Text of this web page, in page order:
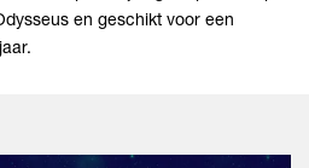
en geschikt voor een